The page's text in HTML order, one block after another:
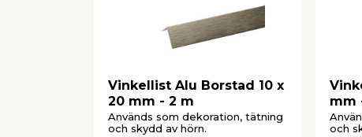
Vinkellist Alu Borstad 10 x
20 mm - 2 m
Används som dekoration, tätning
och skydd av hörn.
mm
och